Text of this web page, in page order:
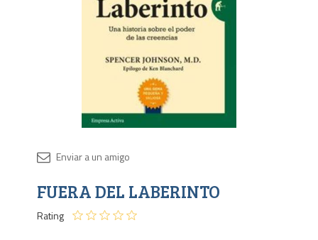
FUERA DEL LABERINTO
Rating